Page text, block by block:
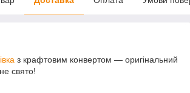
з крафтовим конвертом — оригінальний
свято!